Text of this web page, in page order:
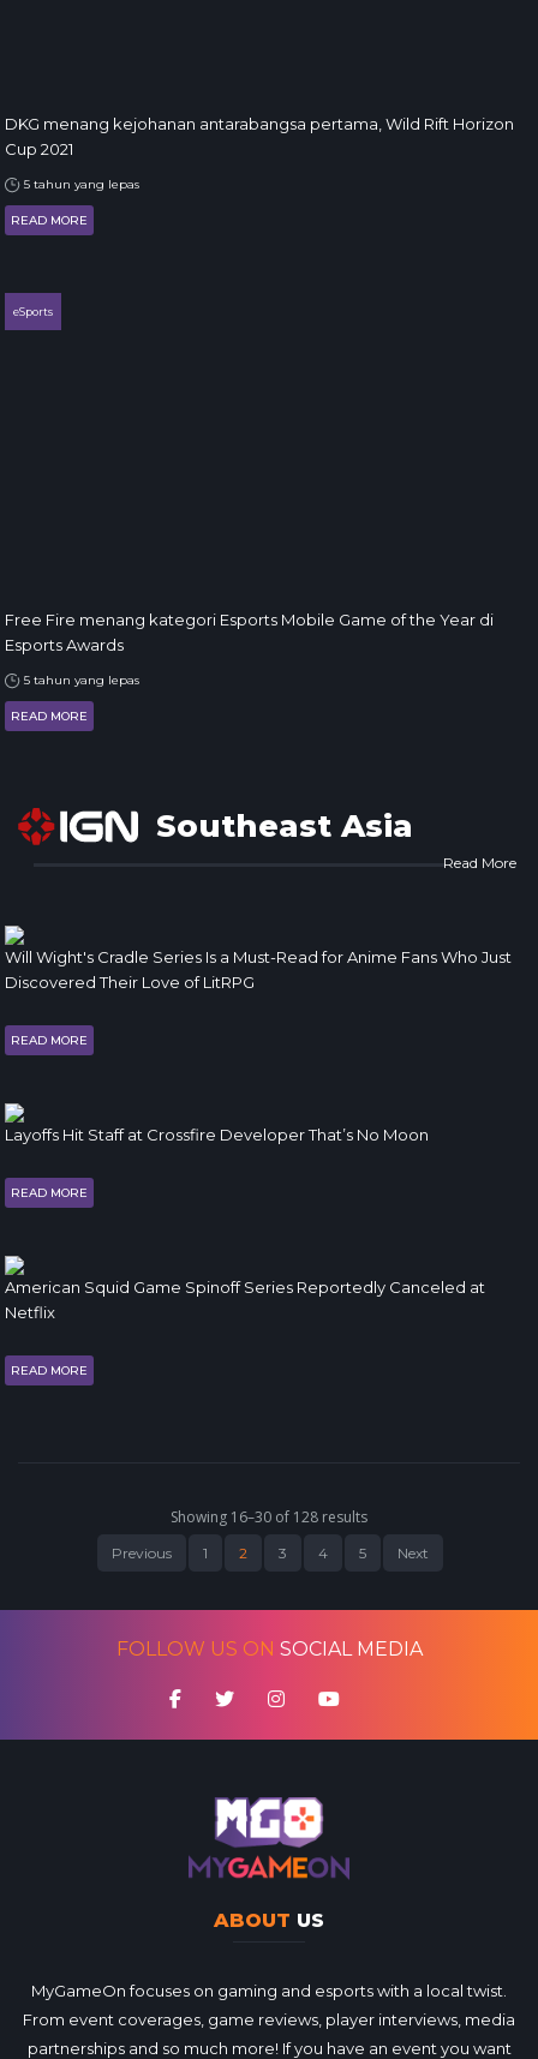
DKG menang kejohanan antarabangsa pertama, Wild Rift Horizon
Cup 2021
5 tahun yang lepas
READ MORE
eSports
Free Fire menang kategori Esports Mobile Game of the Year di
Esports Awards
5 tahun yang lepas
READ MORE
Southeast Asia
Read More
Will Wight's Cradle Series Is a Must-Read for Anime Fans Who Just
Discovered Their Love of LitRPG
READ MORE
Layoffs Hit Staff at Crossfire Developer That’s No Moon
READ MORE
American Squid Game Spinoff Series Reportedly Canceled at
Netflix
READ MORE
Showing 16–30 of 128 results
Previous 1 2 3 4 5 Next
FOLLOW US ON SOCIAL MEDIA
ABOUT US
MyGameOn focuses on gaming and esports with a local twist.
From event coverages, game reviews, player interviews, media
partnerships and so much more! If you have an event you want